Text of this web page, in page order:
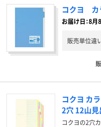
コクヨ カ
お届け日：8月8
販売単位違
コクヨ カ
2穴 12山見
コクヨの2穴